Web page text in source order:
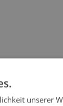
unserer